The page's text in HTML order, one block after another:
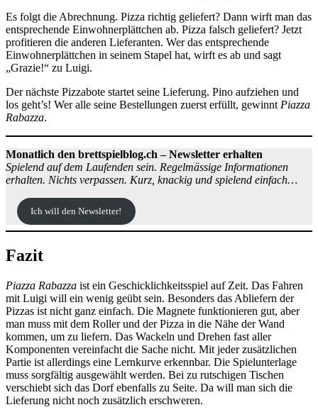
Es folgt die Abrechnung. Pizza richtig geliefert? Dann wirft man das
entsprechende Einwohnerplättchen ab. Pizza falsch geliefert? Jetzt
profitieren die anderen Lieferanten. Wer das entsprechende
Einwohnerplättchen in seinem Stapel hat, wirft es ab und sagt
„Grazie!“ zu Luigi.
Der nächste Pizzabote startet seine Lieferung. Pino aufziehen und
los geht’s! Wer alle seine Bestellungen zuerst erfüllt, gewinntPiazza
Rabazza.
Monatlich den brettspielblog.ch – Newsletter erhalten
Spielend auf dem Laufenden sein. Regelmässige Informationen
erhalten. Nichts verpassen. Kurz, knackig und spielend einfach…
Ich will den Newsletter!
Fazit
Piazza Rabazza ist ein Geschicklichkeitsspiel auf Zeit. Das Fahren
mit Luigi will ein wenig geübt sein. Besonders das Abliefern der
Pizzas ist nicht ganz einfach. Die Magnete funktionieren gut, aber
man muss mit dem Roller und der Pizza in die Nähe der Wand
kommen, um zu liefern. Das Wackeln und Drehen fast aller
Komponenten vereinfacht die Sache nicht. Mit jeder zusätzlichen
Partie ist allerdings eine Lernkurve erkennbar. Die Spielunterlage
muss sorgfältig ausgewählt werden. Bei zu rutschigen Tischen
verschiebt sich das Dorf ebenfalls zu Seite. Da will man sich die
Lieferung nicht noch zusätzlich erschweren.